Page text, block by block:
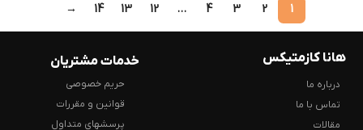
1
2
3
4
…
12
13
14
→
هانا کازمتیکس
درباره ما
تماس با ما
مقالات
خدمات مشتریان
حریم خصوصی
قوانین و مقررات
پرسشهای متداول